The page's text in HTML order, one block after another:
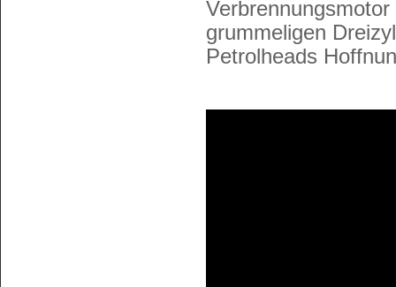
grummeligen
Petrolheads